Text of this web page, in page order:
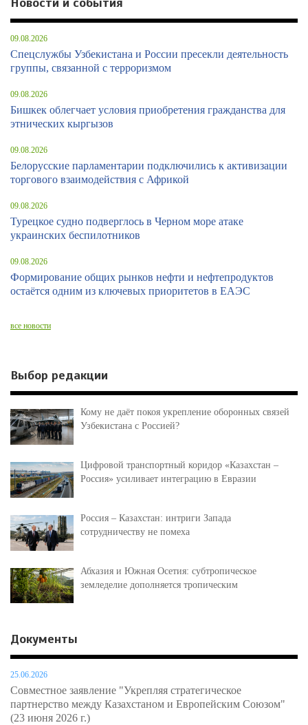
09.08.2026
Спецслужбы Узбекистана и России пресекли деятельность
группы, связанной с терроризмом
09.08.2026
Бишкек облегчает условия приобретения гражданства для
этнических кыргызов
09.08.2026
Белорусские парламентарии подключились к активизации
торгового взаимодействия с Африкой
09.08.2026
Турецкое судно подверглось в Черном море атаке
украинских беспилотников
09.08.2026
Формирование общих рынков нефти и нефтепродуктов
остаётся одним из ключевых приоритетов в ЕАЭС
все новости
Выбор редакции
Кому не даёт покоя укрепление оборонных связей
Узбекистана с Россией?
Цифровой транспортный коридор «Казахстан –
Россия» усиливает интеграцию в Евразии
Россия – Казахстан: интриги Запада
сотрудничеству не помеха
Абхазия и Южная Осетия: субтропическое
земледелие дополняется тропическим
Документы
25.06.2026
Совместное заявление "Укрепляя стратегическое
партнерство между Казахстаном и Европейским Союзом"
(23 июня 2026 г.)